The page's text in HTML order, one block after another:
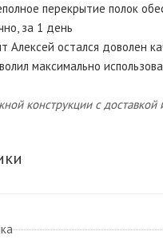
перекрытие полок
за 1 день
Алексей остался доволен
максимально
конструкции с